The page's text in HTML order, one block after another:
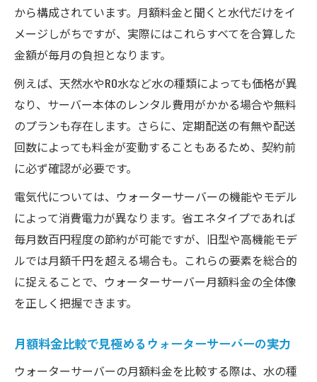
迫る
ウォーターサーバー水代のみプランの特徴
を解説
月額料金なしウォーターサーバーのメリッ
トを比較
水代のみで使えるウォーターサーバーのコ
スト効果
ウォーターサーバー水代が高い場合の注意
点
料金シミュレーションでわかる最適なウォータ
ーサーバー
ウォーターサーバー料金シミュレーション
の活用法
最適なウォーターサーバー月額料金の算出
ライフスタイル別ウォーターサーバー料金
比較法
から構成されています。月額料金と聞くと水代だけをイ
メージしがちですが、実際にはこれらすべてを合算した
金額が毎月の負担となります。
例えば、天然水やRO水など水の種類によっても価格が異
なり、サーバー本体のレンタル費用がかかる場合や無料
のプランも存在します。さらに、定期配送の有無や配送
回数によっても料金が変動することもあるため、契約前
に必ず確認が必要です。
電気代については、ウォーターサーバーの機能やモデル
によって消費電力が異なります。省エネタイプであれば
毎月数百円程度の節約が可能ですが、旧型や高機能モデ
ルでは月額千円を超える場合も。これらの要素を総合的
に捉えることで、ウォーターサーバー月額料金の全体像
を正しく把握できます。
月額料金比較で見極めるウォーターサーバーの実力
ウォーターサーバーの月額料金を比較する際は、水の種